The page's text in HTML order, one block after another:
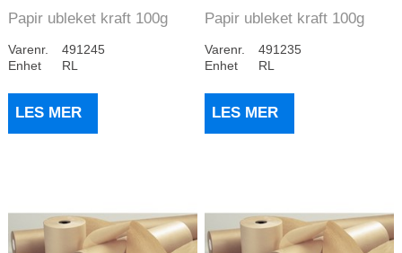
Papir ubleket kraft 100g
Varenr.
491245
Enhet
RL
LES MER
Papir ubleket kraft 100g
Varenr.
491235
Enhet
RL
LES MER